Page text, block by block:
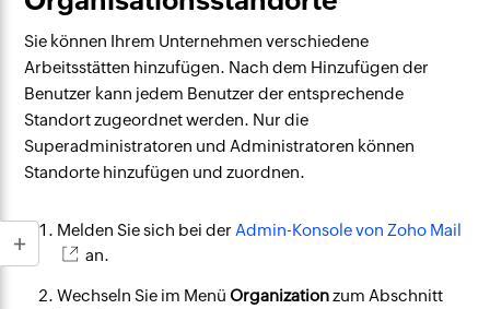
Sie können Ihrem Unternehmen verschiedene
Arbeitsstätten hinzufügen. Nach dem Hinzufügen der
Benutzer kann jedem Benutzer der entsprechende
Standort zugeordnet werden. Nur die
Superadministratoren und Administratoren können
Standorte hinzufügen und zuordnen.
Melden Sie sich bei der Admin-Konsole von Zoho Mail
an.
Wechseln Sie im MenüOrganizationzum Abschnitt